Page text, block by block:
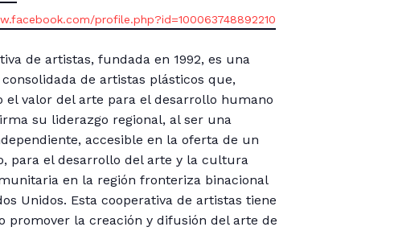
profile.php?id=100063748892210
de artistas, fundada en 1992, es una
de artistas plásticos que,
el valor del arte para el desarrollo humano
su liderazgo regional, al ser una
accesible en la oferta de un
para el desarrollo del arte y la cultura
en la región fronteriza binacional
Unidos. Esta cooperativa de artistas tiene
promover la creación y difusión del arte de